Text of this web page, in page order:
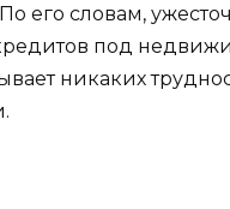
его словам,
под
никаких